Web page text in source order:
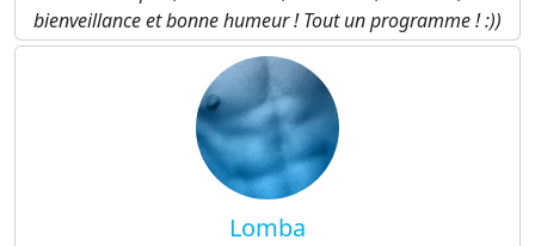
bienveillance et bonne humeur ! Tout un programme ! :))
Lomba